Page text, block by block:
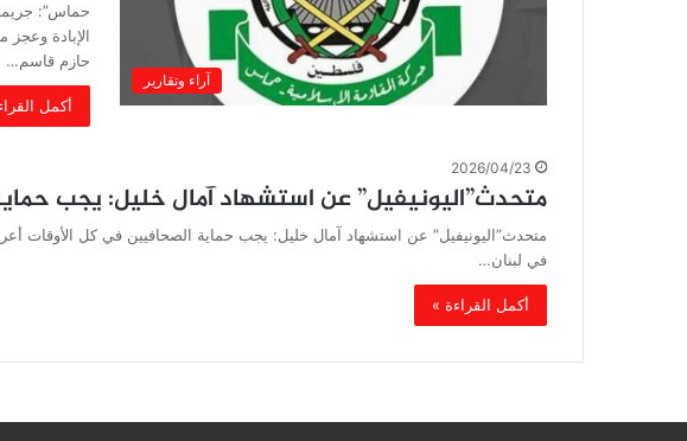
آراء وتقارير
حماس”:
الإبادة
حازم قاسم…
أكمل
2026/04/23
متحدث”اليونيفيل” عن استشهاد آمال خليل: يجب
متحدث”اليونيفيل” عن استشهاد آمال خليل: يجب حماية الصحافيين في كل الأوقات
في لبنان…
أكمل القراءة »